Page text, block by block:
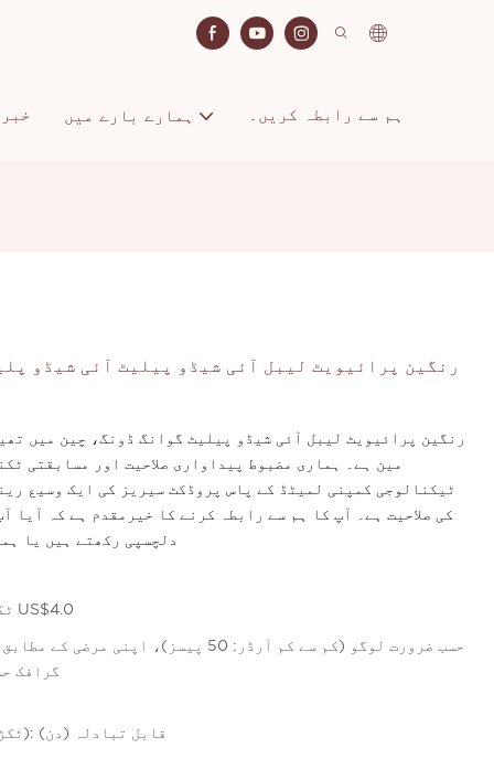
ہمارے بارے میں ہم سے رابطہ کریں۔
مین ہے۔ ہماری مضبوط پیداواری صلاحیت اور مسابقتی
ٹیکنالوجی کمپنی لمیٹڈ کے پاس پروڈکٹ سیریز کی ایک وسیع
کی صلاحیت ہے۔ آپ کا ہم سے رابطہ کرنے کا خیرمقدم ہے کہ آیا
دلچسپی رکھتے ہیں یا
5-299 ٹکڑے US$4.2،&gt;=300 ٹکڑے US$4.0
گرافک
1 - 100 (ٹکڑے): 15 (دن)،&gt;100 (ٹکڑے): قابل تبادلہ (دن)